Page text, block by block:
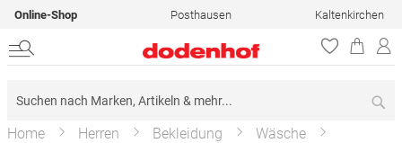
Online-Shop Posthausen Kaltenkirchen
Home Herren Bekleidung
Wäsche